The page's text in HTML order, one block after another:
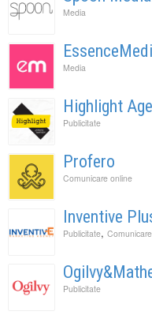
Media
Media
Highlight
Publicitate
Profero
Comunicare online
Inventive
Publicitate,
Publicitate